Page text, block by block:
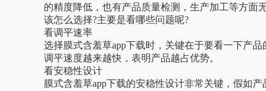
的精度降低，也有产品质量检测，生产加工等方面
该怎么选择?主要是看哪些问题呢?
看调平速率
选择膜式含羞草app下载时，关键在于要看一下产品
调平速度越来越快，表明产品越占优势。
看安稳性设计
膜式含羞草app下载的安稳性设计非常关键，假如